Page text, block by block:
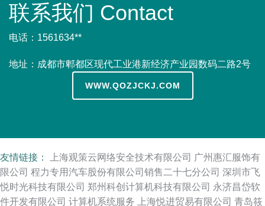
联系我们 Contact
电话：1561634**
地址：成都市郫都区现代工业港新经济产业园数码二路2号
WWW.QOZJCKJ.COM
友情链接： 上海观策云网络安全技术有限公司 广州惠汇服饰有
限公司 程力专用汽车股份有限公司销售二十七分公司 深圳市飞
悦时光科技有限公司 郑州科创计算机科技有限公司 永济昌岱软
件开发有限公司 计算机系统服务 上海悦进贸易有限公司 青岛筱